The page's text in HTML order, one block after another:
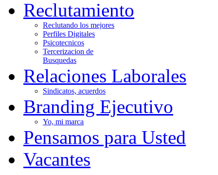
Reclutamiento
Reclutando los mejores
Perfiles Digitales
Psicotecnicos
Tercerizacion de
Busquedas
Relaciones Laborales
Sindicatos, acuerdos
Branding Ejecutivo
Yo, mi marca
Pensamos para Usted
Vacantes